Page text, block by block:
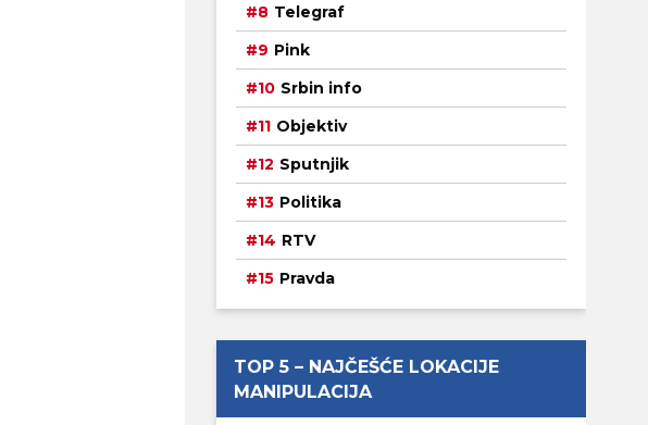
Telegraf
Pink
Srbin info
Objektiv
Sputnjik
Politika
RTV
Pravda
TOP 5 – NAJČEŠĆE LOKACIJE
MANIPULACIJA